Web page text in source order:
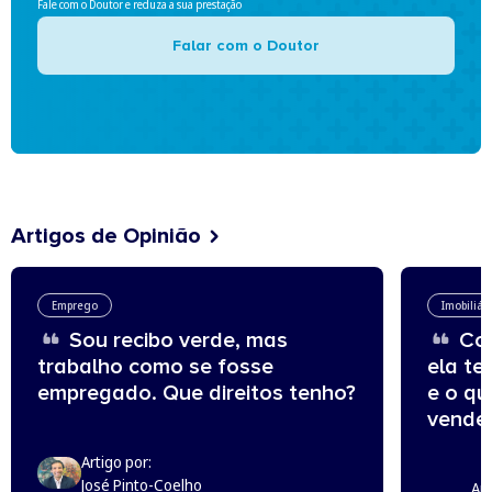
Fale com o Doutor e reduza a sua prestação
Falar com o Doutor
Artigos de Opinião
Emprego
Sou recibo verde, mas
trabalho como se fosse
empregado. Que direitos tenho?
Artigo por:
José Pinto-Coelho
ela
e o